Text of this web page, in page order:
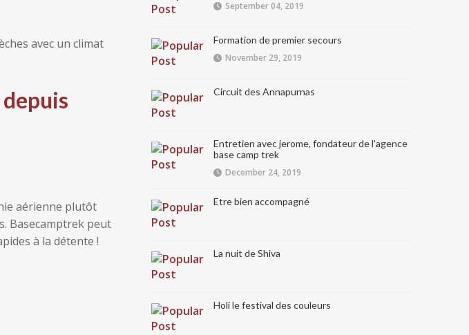
avec un climat
depuis
aérienne plutôt
Basecamptrek peut
à la détente !
September 04, 2019
Formation de premier secours
November 29, 2019
Circuit des Annapurnas
Entretien avec jerome, fondateur de l'agence
base camp trek
December 24, 2019
Etre bien accompagné
La nuit de Shiva
Holi le festival des couleurs